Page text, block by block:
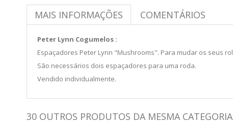
MAIS INFORMAÇÕES COMENTÁRIOS
Peter Lynn Cogumelos :
Espaçadores Peter Lynn "Mushrooms". Para mudar os seus
São necessários dois espaçadores para uma roda.
Vendido individualmente.
30 OUTROS PRODUTOS DA MESMA